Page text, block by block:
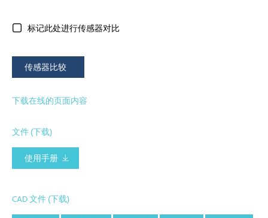
标记此处进行传感器对比
传感器比较
下载在线的页面内容
文件 (下载)
使用手册
CAD 文件 (下载)